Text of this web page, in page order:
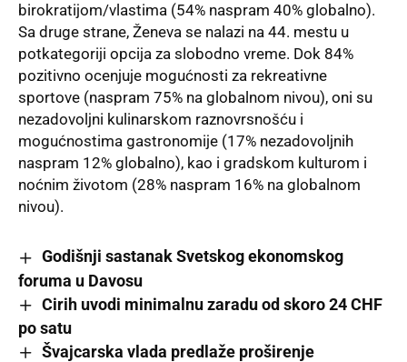
birokratijom/vlastima (54% naspram 40% globalno).
Sa druge strane, Ženeva se nalazi na 44. mestu u
potkategoriji opcija za slobodno vreme. Dok 84%
pozitivno ocenjuje mogućnosti za rekreativne
sportove (naspram 75% na globalnom nivou), oni su
nezadovoljni kulinarskom raznovrsnošću i
mogućnostima gastronomije (17% nezadovoljnih
naspram 12% globalno), kao i gradskom kulturom i
noćnim životom (28% naspram 16% na globalnom
nivou).
Godišnji sastanak Svetskog ekonomskog
foruma u Davosu
Cirih uvodi minimalnu zaradu od skoro 24 CHF
po satu
Švajcarska vlada predlaže proširenje